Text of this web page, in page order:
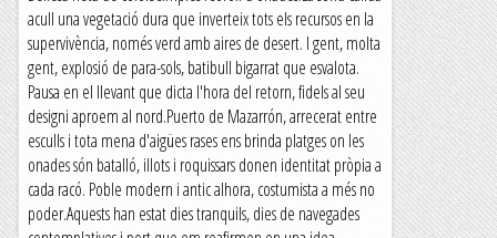
acull una vegetació dura que inverteix tots els recursos en la
supervivència, només verd amb aires de desert. I gent, molta
gent, explosió de para-sols, batibull bigarrat que esvalota.
Pausa en el llevant que dicta l'hora del retorn, fidels al seu
designi aproem al nord.Puerto de Mazarrón, arrecerat entre
esculls i tota mena d'aigües rases ens brinda platges on les
onades són batalló, illots i roquissars donen identitat pròpia a
cada racó. Poble modern i antic alhora, costumista a més no
poder.Aquests han estat dies tranquils, dies de navegades